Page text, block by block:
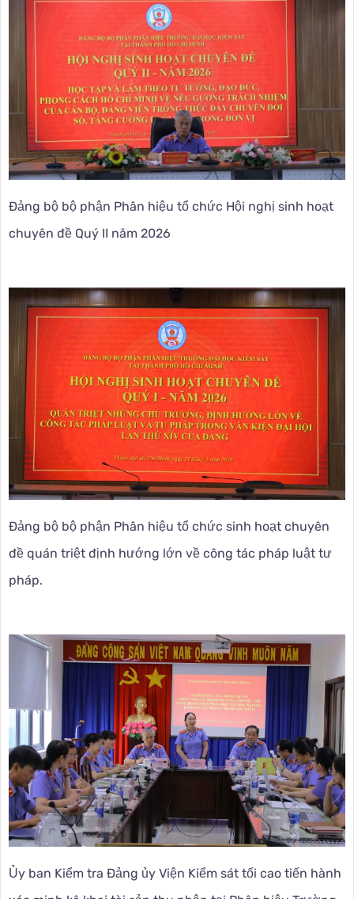
Đảng bộ bộ phận Phân hiệu tổ chức Hội nghị sinh hoạt
chuyên đề Quý II năm 2026
Đảng bộ bộ phận Phân hiệu tổ chức sinh hoạt chuyên
đề quán triệt định hướng lớn về công tác pháp luật tư
pháp.
Ủy ban Kiểm tra Đảng ủy Viện Kiểm sát tối cao tiến hành